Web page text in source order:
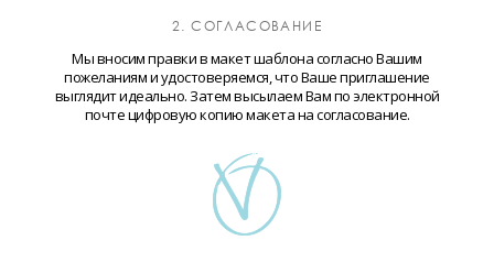
2. СОГЛАСОВАНИЕ
Мы вносим правки в макет шаблона согласно Вашим
пожеланиям и удостоверяемся, что Ваше приглашение
выглядит идеально. Затем высылаем Вам по электронной
почте цифровую копию макета на согласование.